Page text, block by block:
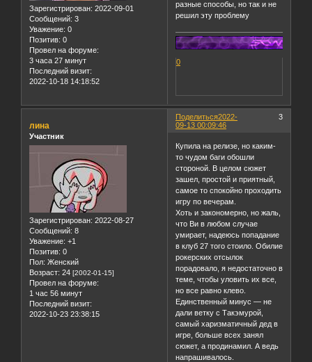
Зарегистрирован: 2022-09-01
Сообщений: 3
Уважение: 0
Позитив: 0
Провел на форуме:
3 часа 27 минут
Последний визит:
2022-10-18 14:18:52
разные способы, но так и не
решил эту проблему
0
Поделиться 3
2022-
09-13 00:09:46
лина
Участник
Зарегистрирован: 2022-08-27
Сообщений: 8
Уважение: +1
Позитив: 0
Пол: Женский
Возраст: 24 [2002-01-15]
Провел на форуме:
1 час 56 минут
Последний визит:
2022-10-23 23:38:15
Купила на релизе, но каким-
то чудом баги обошли
стороной. В целом сюжет
зашел, простой и приятный,
самое то спокойно проходить
игру по вечерам.
Хоть и закономерно, но жаль,
что Ви в любом случае
умирает, надеюсь попадание
в клуб 27 того стоило. Обилие
рокерских отсылок
порадовало, я недостаточно в
теме, чтобы уловить их все,
но все равно клево.
Единственный минус — не
дали ветку с Такэмурой,
самый харизматичный дед в
игре, больше всех занял
сюжет, а продинамил. А ведь
напрашивалось.